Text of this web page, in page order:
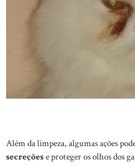
Além da limpeza, algumas ações
secreçõese proteger os olhos dos